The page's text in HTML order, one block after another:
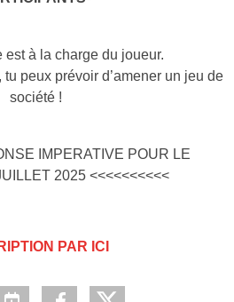
est à la charge du joueur.
peux prévoir d’amener un jeu de
société !
IMPERATIVE POUR LE
2025 <<<<<<<<<<
PAR ICI